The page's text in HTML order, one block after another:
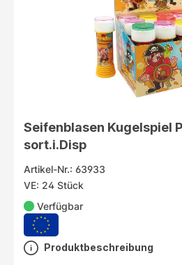
Seifenblasen Kugelspiel
sort.i.Disp
Artikel-Nr.: 63933
VE: 24 Stück
Verfügbar
Produktbeschreibung